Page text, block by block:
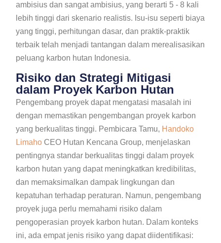
ambisius dan sangat ambisius, yang berarti 5 - 8 kali
lebih tinggi dari skenario realistis. Isu-isu seperti biaya
yang tinggi, perhitungan dasar, dan praktik-praktik
terbaik telah menjadi tantangan dalam merealisasikan
peluang karbon hutan Indonesia.
Risiko dan Strategi Mitigasi
dalam Proyek Karbon Hutan
Pengembang proyek dapat mengatasi masalah ini
dengan memastikan pengembangan proyek karbon
yang berkualitas tinggi. Pembicara Tamu, Handoko
Limaho CEO Hutan Kencana Group, menjelaskan
pentingnya standar berkualitas tinggi dalam proyek
karbon hutan yang dapat meningkatkan kredibilitas,
dan memaksimalkan dampak lingkungan dan
kepatuhan terhadap peraturan. Namun, pengembang
proyek juga perlu memahami risiko dalam
pengoperasian proyek karbon hutan. Dalam konteks
ini, ada empat jenis risiko yang dapat diidentifikasi: